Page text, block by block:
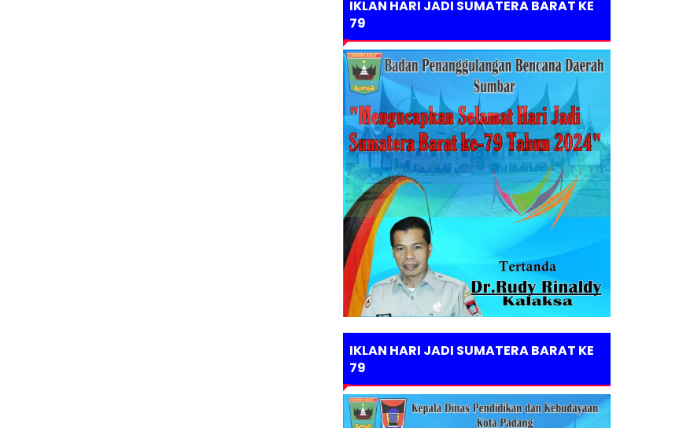
IKLAN HARI JADI SUMATERA BARAT KE
79
IKLAN HARI JADI SUMATERA BARAT KE
79